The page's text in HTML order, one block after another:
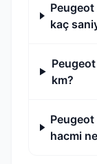
kaç
km?
hacmi